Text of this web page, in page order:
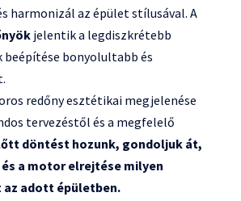
harmonizál az épület stílusával. A
jelentik a legdiszkrétebb
beépítése bonyolultabb és
redőny esztétikai megjelenése
tervezéstől és a megfelelő
döntést hozunk, gondoljuk át,
a motor elrejtése milyen
adott épületben.